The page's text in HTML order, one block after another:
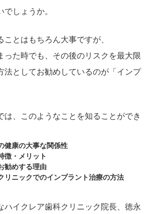
でしょうか。
ことはもちろん大事ですが、
った時でも、その後のリスクを最大限
法としてお勧めしているのが「インプ
は、このようなことを知ることができ
健康の大事な関係性
徴・メリット
勧めする理由
リニックでのインプラント治療の方法
ハイクレア歯科クリニック院長、徳永